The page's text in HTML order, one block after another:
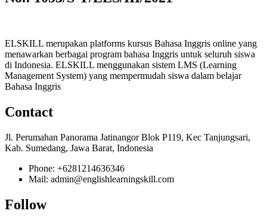
ELSKILL merupakan platforms kursus Bahasa Inggris online yang
menawarkan berbagai program bahasa Inggris untuk seluruh siswa
di Indonesia. ELSKILL menggunakan sistem LMS (Learning
Management System) yang mempermudah siswa dalam belajar
Bahasa Inggris
Contact
Jl. Perumahan Panorama Jatinangor Blok P119, Kec Tanjungsari,
Kab. Sumedang, Jawa Barat, Indonesia
Phone: +6281214636346
Mail: admin@englishlearningskill.com
Follow